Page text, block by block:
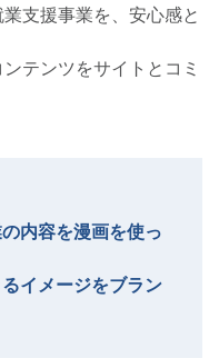
支援事業を、安心感と
テンツをサイトとコミ
内容を漫画を使っ
イメージをブラン